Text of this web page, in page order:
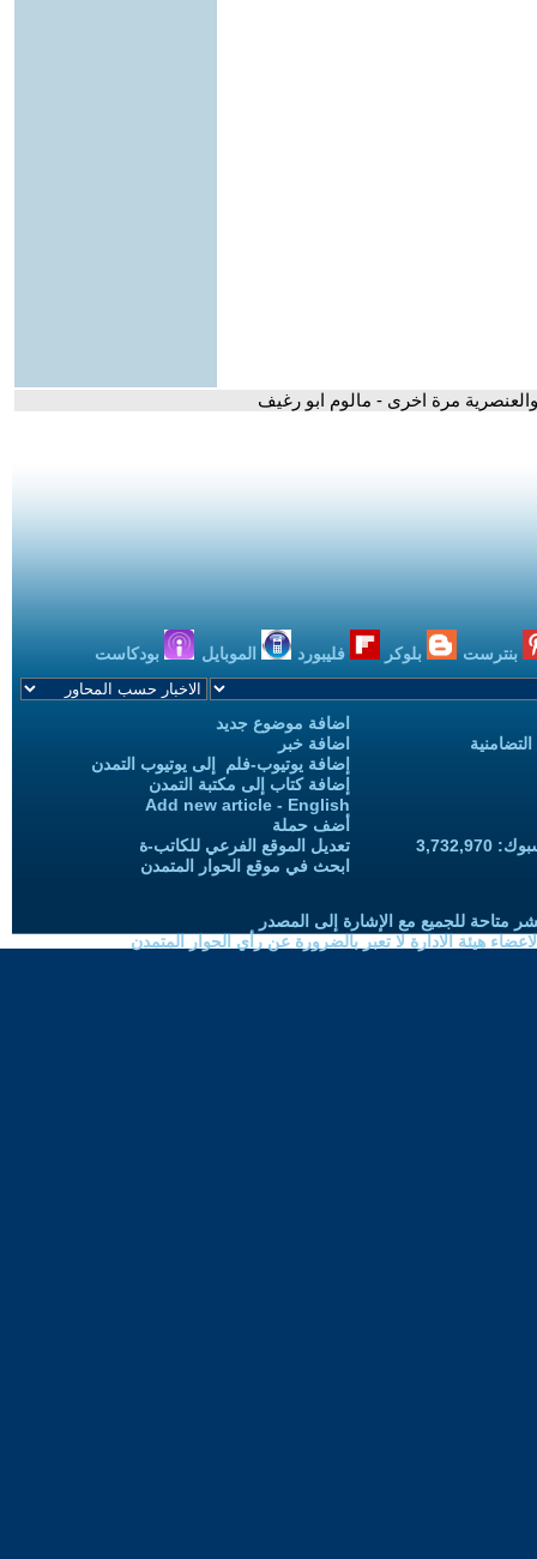
مرة اخرى - مالوم ابو رغيف
بنترست بلوكر فليبورد الموبايل بودكاست
اضافة موضوع جديد
اضافة خبر
إضافة يوتيوب-فلم إلى يوتيوب التمدن
إضافة كتاب إلى مكتبة التمدن
Add new article - English
أضف حملة
تعديل الموقع الفرعي للكاتب-ة
ابحث في موقع الحوار المتمدن
متاحة للجميع مع الإشارة إلى المصدر
هيئة الادارة لا تعبر بالضرورة عن رأي الحوار المتمدن